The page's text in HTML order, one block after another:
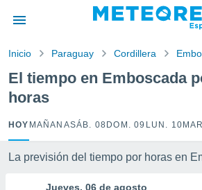
por
para
la
calidad.
a este
las
Inicio Paraguay Cordillera
El tiempo en Emboscada
horas
HOY MAÑANASÁB. 08 DOM. 09 LUN. 10
La previsión del tiempo por horas en
Jueves, 06 de agosto